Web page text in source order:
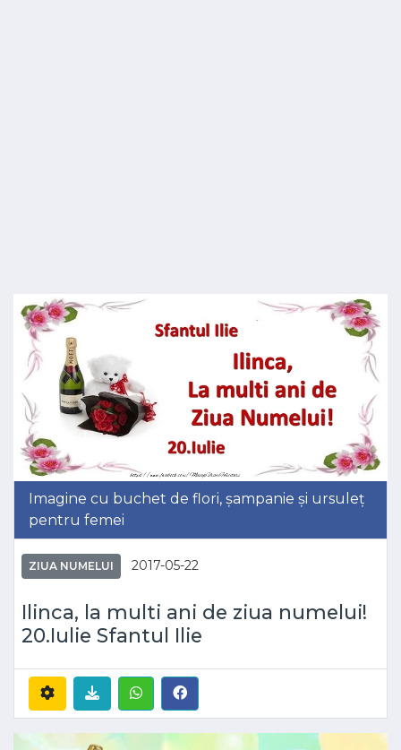
Imagine cu buchet de flori, șampanie și ursuleț
pentru femei
ZIUA NUMELUI 2017-05-22
Ilinca, la multi ani de ziua numelui!
20.Iulie Sfantul Ilie